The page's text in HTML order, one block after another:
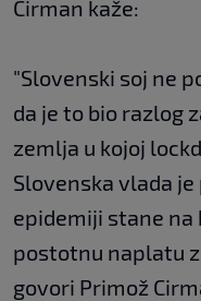
Cirman kaže:
"Slovenski soj ne
da je to bio razlog
zemlja u kojoj
Slovenska vlada
epidemiji stane na
postotnu naplatu
govori Primož